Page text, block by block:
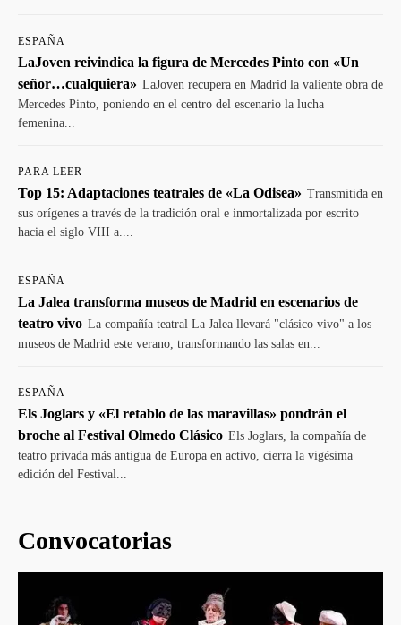
ESPAÑA
LaJoven reivindica la figura de Mercedes Pinto con «Un
señor…cualquiera» LaJoven recupera en Madrid la valiente obra de
Mercedes Pinto, poniendo en el centro del escenario la lucha
femenina...
PARA LEER
Top 15: Adaptaciones teatrales de «La Odisea» Transmitida en
sus orígenes a través de la tradición oral e inmortalizada por escrito
hacia el siglo VIII a....
ESPAÑA
La Jalea transforma museos de Madrid en escenarios de
teatro vivo La compañía teatral La Jalea llevará "clásico vivo" a los
museos de Madrid este verano, transformando las salas en...
ESPAÑA
Els Joglars y «El retablo de las maravillas» pondrán el
broche al Festival Olmedo Clásico Els Joglars, la compañía de
teatro privada más antigua de Europa en activo, cierra la vigésima
edición del Festival...
Convocatorias